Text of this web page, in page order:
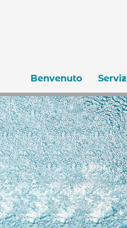
Benvenuto